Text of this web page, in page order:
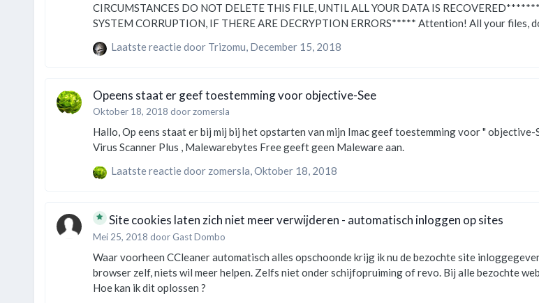
CIRCUMSTANCES DO NOT DELETE THIS FILE, UNTIL ALL YOUR DATA IS RECOVERED*********************** *****FAILING TO DO
SYSTEM CORRUPTION, IF THERE ARE DECRYPTION ERRORS***** Attention! All your files, documents, photos, databases and other important files are encrypted and
The server wit…
Laatste reactie door Trizomu, December 15, 2018
Opeens staat er geef toestemming voor objective-See
Oktober 18, 2018 doorzomersla
Hallo, Op eens staat er bij mij bij het opstarten van mijn Imac geef toestemming voor " objective-See LLC in het opstart scherm? Zie bijlage, hoe kom ik hiervan af. Gebruik
Virus Scanner Plus , Malewarebytes Free geeft geen Maleware aan.
Laatste reactie door zomersla,Oktober 18, 2018
Site cookies laten zich niet meer verwijderen - automatisch inloggen op sites
Mei 25, 2018 door Gast Dombo
Waar voorheen CCleaner automatisch alles opschoonde krijg ik nu de bezochte site
browser zelf, niets wil meer helpen. Zelfs niet onder schijfopruiming of revo. Bij alle bezochte
Hoe kan ik dit oplossen ?